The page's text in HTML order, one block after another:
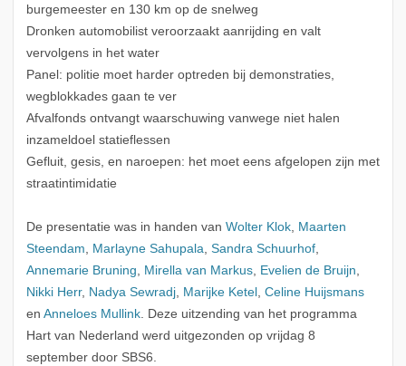
burgemeester en 130 km op de snelweg
Dronken automobilist veroorzaakt aanrijding en valt
vervolgens in het water
Panel: politie moet harder optreden bij demonstraties,
wegblokkades gaan te ver
Afvalfonds ontvangt waarschuwing vanwege niet halen
inzameldoel statieflessen
Gefluit, gesis, en naroepen: het moet eens afgelopen zijn met
straatintimidatie
De presentatie was in handen van Wolter Klok, Maarten
Steendam, Marlayne Sahupala, Sandra Schuurhof,
Annemarie Bruning, Mirella van Markus, Evelien de Bruijn,
Nikki Herr, Nadya Sewradj, Marijke Ketel , Celine Huijsmans
en Anneloes Mullink. Deze uitzending van het programma
Hart van Nederland werd uitgezonden op vrijdag 8
september door SBS6.